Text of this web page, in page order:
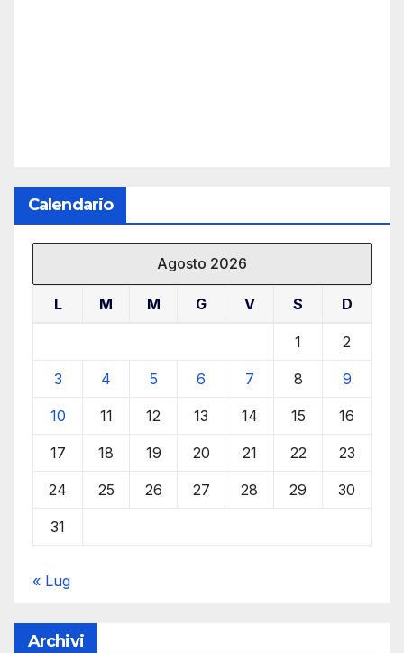
Calendario
Agosto 2026
L M M G V S D
1 2
3 4 5 6 7 8 9
10 11 12 13 14 15 16
17 18 19 20 21 22 23
24 25 26 27 28 29 30
31
« Lug
Archivi